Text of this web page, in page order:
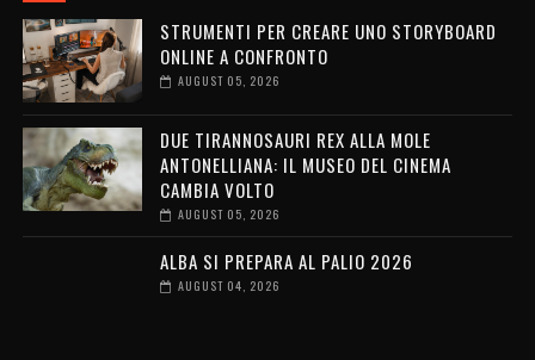
STRUMENTI PER CREARE UNO STORYBOARD
ONLINE A CONFRONTO
AUGUST 05, 2026
DUE TIRANNOSAURI REX ALLA MOLE
ANTONELLIANA: IL MUSEO DEL CINEMA
CAMBIA VOLTO
AUGUST 05, 2026
ALBA SI PREPARA AL PALIO 2026
AUGUST 04, 2026